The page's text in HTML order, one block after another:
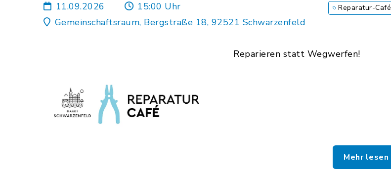
11.09.2026
15:00 Uhr
Gemeinschaftsraum, Bergstraße 18, 92521 Schwarzenfeld
Reparatur-Café
Reparieren statt Wegwerfen!
Mehr lesen